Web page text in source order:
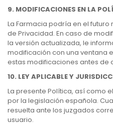
9. MODIFICACIONES EN LA
La Farmacia podría en el
de Privacidad. En caso de
la versión actualizada, le
modificación con una ventana
estas modificaciones antes de
10. LEY APLICABLE Y
La presente Política, así como
por la legislación española.
resuelta ante los juzgados
usuario.